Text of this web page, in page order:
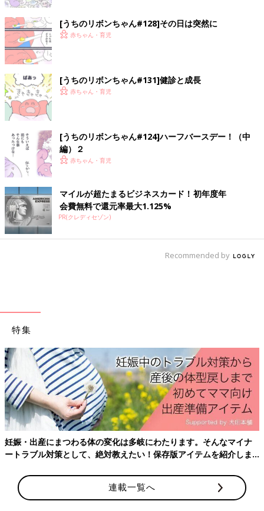
[うちのリボンちゃん#128]その日は突然に
赤ちゃん・育児
[うちのリボンちゃん#131]健診と成長
赤ちゃん・育児
[うちのリボンちゃん#124]ハーフバースデー！（中
編）２
赤ちゃん・育児
マイルが超たまるビジネスカード！初年度年
会費無料で還元率最大1.125%
PR(クレディセゾン)
Recommended by
特集
妊娠・出産にまつわる体の変化は多岐にわたります。そんなマイナ
ートラブル対策として、絶対教えたい！保存版アイテムを紹介しま
連載一覧へ